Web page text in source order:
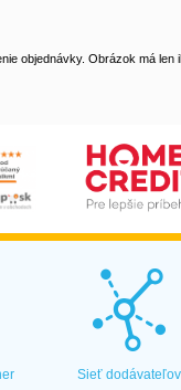
objednávky. Obrázok má len
Sieť dodávateľov